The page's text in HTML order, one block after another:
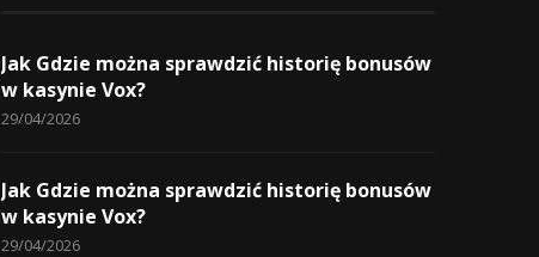
Jak Gdzie można sprawdzić historię bonusów
w kasynie Vox?
29/04/2026
Jak Gdzie można sprawdzić historię bonusów
w kasynie Vox?
29/04/2026